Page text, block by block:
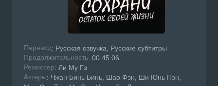
Перевод: Русская озвучка, Русские субтитры
Продолжительность: 00:45:06
Режисcер: Ли Му Гэ
Актёры: Чжан Бинь Бинь, Шао Фэн, Ши Юнь Пэн,